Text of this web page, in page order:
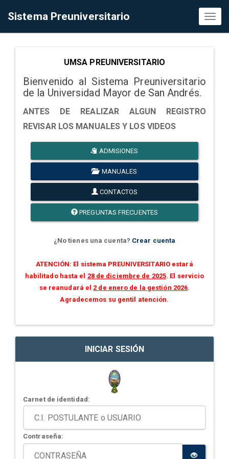
Sistema Preuniversitario
UMSA PREUNIVERSITARIO
Bienvenido al Sistema Preuniversitario
de la Universidad Mayor de San Andrés.
ANTES DE REALIZAR ALGUN REGISTRO
REVISAR LOS MANUALES Y LOS VIDEOS
ADMISIONES
MANUALES
CONTACTOS
PREGUNTAS FRECUENTES
¿No tienes una cuenta? Crear cuenta
ATENCIÓN: El sistema PREUNIVERSITARIO estará
habilitado hasta el 28 de diciembre de 2025. El servicio
se reanudará el 2 de enero de la gestión 2026.
Agradecemos su gentil atención.
INICIAR SESIÓN
Carnet de identidad:
Contraseña: